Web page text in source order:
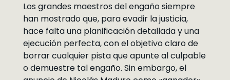
Los grandes maestros del engaño siempre
han mostrado que, para evadir la justicia,
hace falta una planificación detallada y una
ejecución perfecta, con el objetivo claro de
borrar cualquier pista que apunte al culpable
o demuestre tal engaño. Sin embargo, el